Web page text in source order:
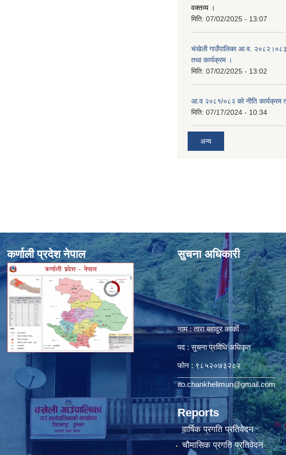
वक्तव्य ।
मिति: 07/02/2025 - 13:07
चंखेली गाउँपालिका आ.व. २०८२।०८३
तथा कार्यक्रम ।
मिति: 07/02/2025 - 13:02
आ.व २०८१/०८२ को नीति कार्यक्रम
मिति: 07/17/2024 - 10:34
अन्य
कर्णाली प्रदेश नेपाल सुचना अधिकारी
नाम : तारा बहादुर कार्की
पद : सुचना प्रविधि अधिकृत
फोन : ९८५२०७३२८२
ito.chankhelimun@gmail.com
Reports
वार्षिक प्रगति प्रतिवेदन
चौमासिक प्रगति प्रतिवेदन